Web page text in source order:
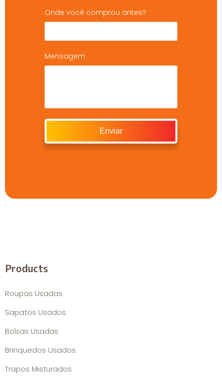
Onde você comprou antes?
Mensagem
Products
Roupas Usadas
Sapatos Usados
Bolsas Usadas
Brinquedos Usados
Trapos Misturados